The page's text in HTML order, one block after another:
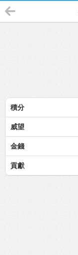
積分
威望
金錢
貢獻